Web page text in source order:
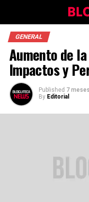
GENERAL
Aumento de
Impactos y
Published 7
By Editorial